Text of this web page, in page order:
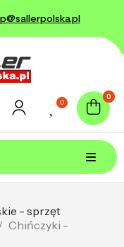
0
0
- sprzęt
Chińczyki -